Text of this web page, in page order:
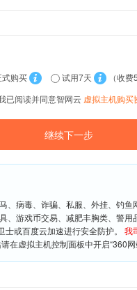
购买 试用7天
（收费
已阅读并同意智网云 虚拟主机购买
、病毒、诈骗、私服、外挂、钓
、游戏币交易、减肥丰胸类、警
士或百度云加速进行安全防护。 我
在虚拟主机控制面板中开启“360